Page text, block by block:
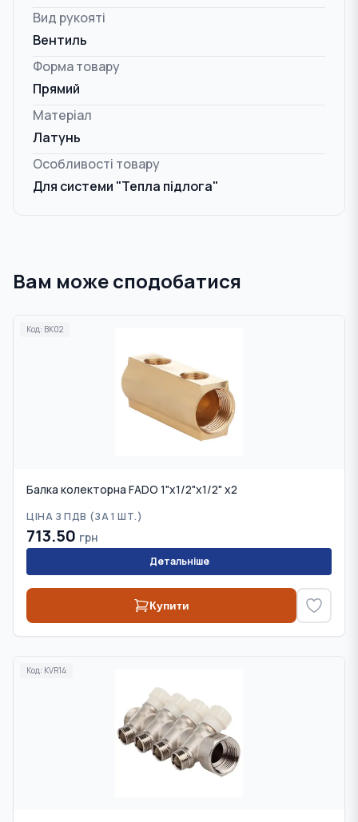
Вид рукояті
Вентиль
Форма товару
Прямий
Матеріал
Латунь
Особливості товару
Для системи "Тепла підлога"
Вам може сподобатися
Код: BK02
Балка колекторна FADO 1"x1/2"x1/2" x2
ЦІНА З ПДВ (ЗА 1 ШТ.)
713.50 грн
Детальніше
Купити
Код: KVR14